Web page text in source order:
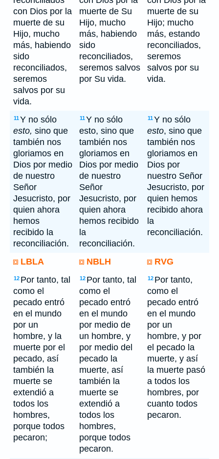
con Dios por la
muerte de su
Hijo, mucho
más, habiendo
sido
reconciliados,
seremos
salvos por su
vida.
muerte de Su
Hijo, mucho
más, habiendo
sido
reconciliados,
seremos salvos
por Su vida.
muerte de su
Hijo; mucho
más, estando
reconciliados,
seremos
salvos por su
vida.
11Y no sólo
esto, sino que
también nos
gloriamos en
Dios por medio
de nuestro
Señor
Jesucristo, por
quien ahora
hemos
recibido la
reconciliación.
11Y no sólo
esto, sino que
también nos
gloriamos en
Dios por medio
de nuestro
Señor
Jesucristo, por
quien ahora
hemos recibido
la
reconciliación.
11Y no sólo
esto, sino que
también nos
gloriamos en
Dios por
nuestro Señor
Jesucristo, por
quien hemos
recibido ahora
la
reconciliación.
LBLA NBLH RVG
12 Por tanto, tal
como el
pecado entró
en el mundo
por un
hombre, y la
muerte por el
pecado, así
también la
muerte se
extendió a
todos los
hombres,
porque todos
pecaron;
12 Por tanto, tal
como el
pecado entró
en el mundo
por medio de
un hombre, y
por medio del
pecado la
muerte, así
también la
muerte se
extendió a
todos los
hombres,
porque todos
pecaron.
12 Por tanto,
como el
pecado entró
en el mundo
por un
hombre, y por
el pecado la
muerte, y así
la muerte pasó
a todos los
hombres, por
cuanto todos
pecaron.